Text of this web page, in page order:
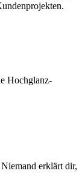
Hochglanz-
erklärt dir,